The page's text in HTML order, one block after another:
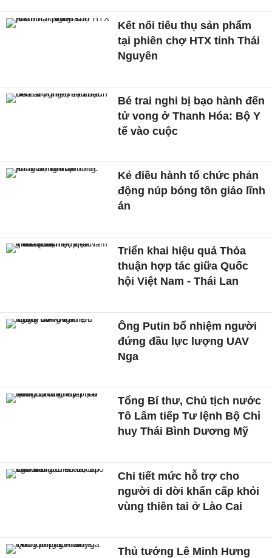
Kết nối tiêu thụ sản phẩm
tại phiên chợ HTX tỉnh Thái
Nguyên
Bé trai nghi bị bạo hành đến
tử vong ở Thanh Hóa: Bộ Y
tế vào cuộc
Kẻ điều hành tổ chức phản
động núp bóng tôn giáo lĩnh
án
Triển khai hiệu quả Thỏa
thuận hợp tác giữa Quốc
hội Việt Nam - Thái Lan
Ông Putin bổ nhiệm người
đứng đầu lực lượng UAV
Nga
Tổng Bí thư, Chủ tịch nước
Tô Lâm tiếp Tư lệnh Bộ Chỉ
huy Thái Bình Dương Mỹ
Chi tiết mức hỗ trợ cho
người di dời khẩn cấp khỏi
vùng thiên tai ở Lào Cai
Thủ tướng Lê Minh Hưng